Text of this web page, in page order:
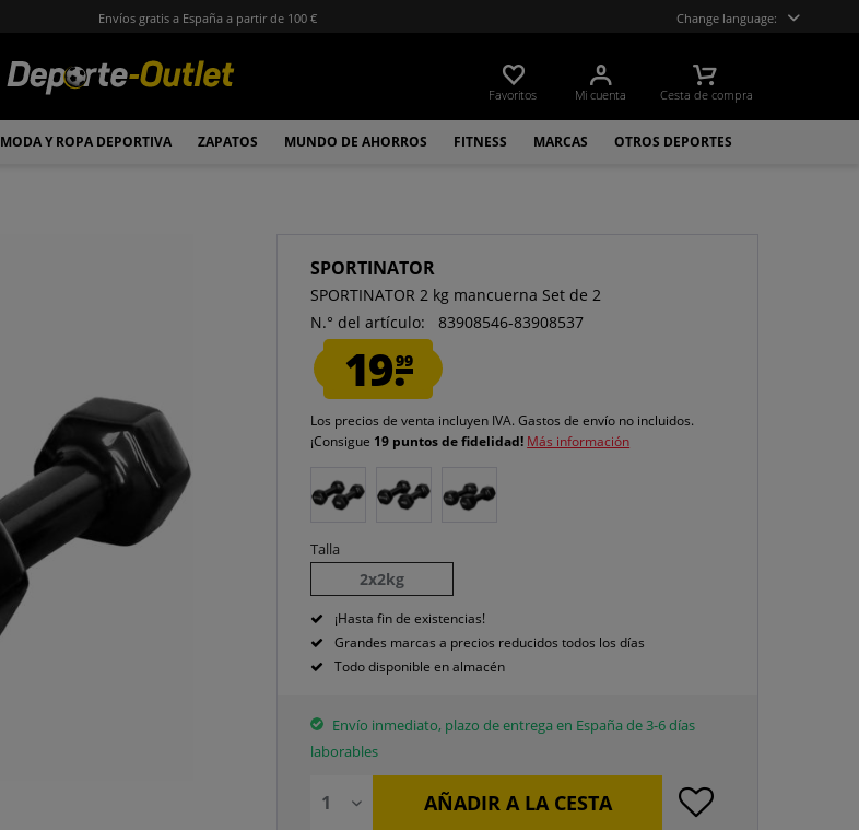
Envíos gratis a España a partir de 100 € Change language:
Favoritos Mi cuenta Cesta de compra
MODA Y ROPA DEPORTIVA ZAPATOS MUNDO DE AHORROS FITNESS MARCAS OTROS DEPORTES
SPORTINATOR
SPORTINATOR 2 kg mancuerna Set de 2
N.° del artículo:
83908546-83908537
19.99
Los precios de venta incluyen IVA.Gastos de envío no incluidos.
¡Consigue 19 puntos de fidelidad! Más información
Talla
2x2kg
¡Hasta fin de existencias!
Grandes marcas a precios reducidos todos los días
Todo disponible en almacén
Envío inmediato, plazo de entrega en España de 3-6 días
laborables
AÑADIR A LA CESTA